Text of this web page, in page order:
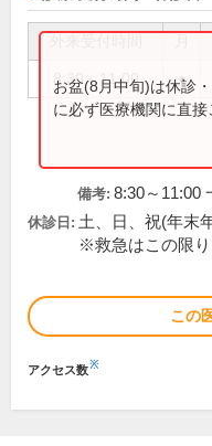
8:30～11:00 ●
お盆(8月中旬)は休診
に必ず医療機関に直接
備考: 8:30～11:00
休診日: 土、日、祝(年末
※救急はこの限
この
アクセス数※